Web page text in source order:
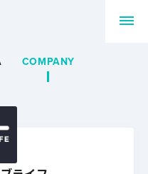
COMPANY